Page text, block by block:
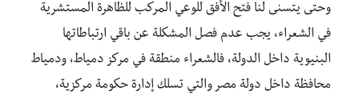
وحتى يتسنى لنا فتح الأفق للوعي المركب للظاهرة المستشرية
في الشعراء، يجب عدم فصل المشكلة عن باقي ارتباطاتها
البنيوية داخل الدولة، فالشعراء منطقة في مركز دمياط، ودمياط
محافظة داخل دولة مصر والتي تسلك إدارة حكومة مركزية،